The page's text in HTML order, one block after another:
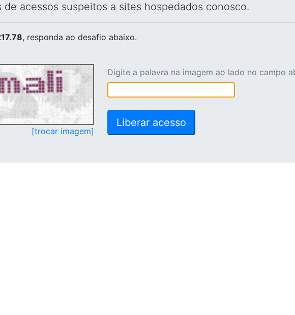
acessos suspeitos a sites hospedados conosco.
, responda ao desafio abaixo.
[trocar imagem]
Digite a palavra na imagem ao lado no campo